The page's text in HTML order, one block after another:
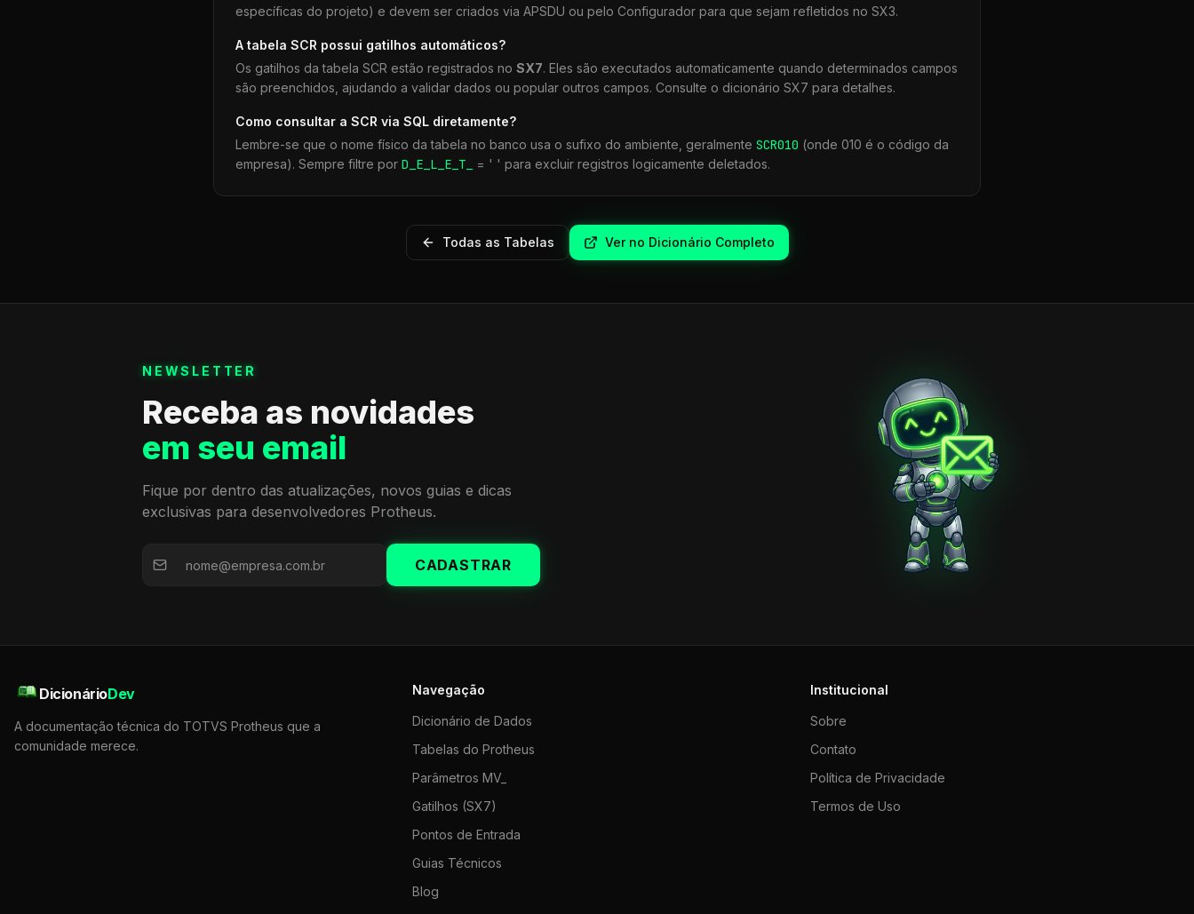
específicas do projeto) e devem ser criados via APSDU ou pelo Configurador para que sejam refletidos no SX3.
A tabela SCR possui gatilhos automáticos?
Os gatilhos da tabela SCR estão registrados no SX7. Eles são executados automaticamente quando determinados campos
são preenchidos, ajudando a validar dados ou popular outros campos. Consulte o dicionário SX7 para detalhes.
Como consultar a SCR via SQL diretamente?
Lembre-se que o nome físico da tabela no banco usa o sufixo do ambiente, geralmente SCR010 (onde 010 é o código da
empresa). Sempre filtre por D_E_L_E_T_ = ' ' para excluir registros logicamente deletados.
Todas as Tabelas Ver no Dicionário Completo
NEWSLETTER
Receba as novidades
em seu email
Fique por dentro das atualizações, novos guias e dicas
exclusivas para desenvolvedores Protheus.
CADASTRAR
DicionárioDev
A documentação técnica do TOTVS Protheus que a
comunidade merece.
Navegação
Dicionário de Dados
Tabelas do Protheus
Parâmetros MV_
Gatilhos (SX7)
Pontos de Entrada
Guias Técnicos
Blog
Institucional
Sobre
Contato
Política de Privacidade
Termos de Uso